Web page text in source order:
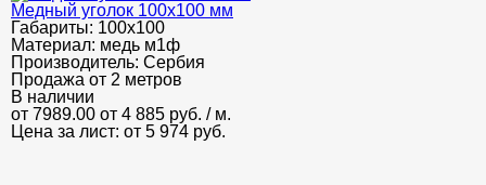
Медный уголок 100х100 мм
Габариты: 100х100
Материал: медь м1ф
Производитель: Сербия
Продажа от 2 метров
В наличии
от 7989.00 от 4 885 руб. / м.
Цена за лист: от 5 974 руб.